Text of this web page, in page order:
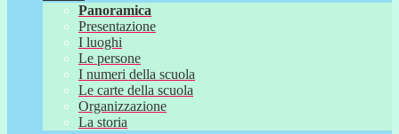
Panoramica
Presentazione
I luoghi
Le persone
I numeri della scuola
Le carte della scuola
Organizzazione
La storia